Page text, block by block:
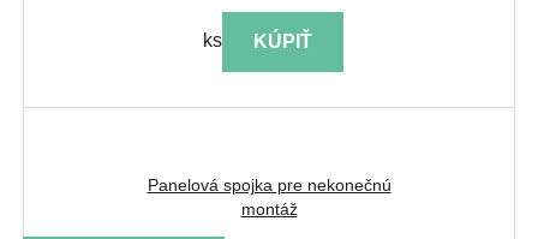
ks KÚPIŤ
Panelová spojka pre nekonečnú
montáž